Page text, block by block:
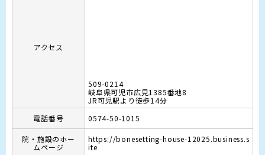
アクセス
509-0214
岐阜県可児市広見1385番地8
JR可児駅より徒歩14分
電話番号
0574-50-1015
院・施設のホー
ムページ
https://bonesetting-house-12025.business.s
ite